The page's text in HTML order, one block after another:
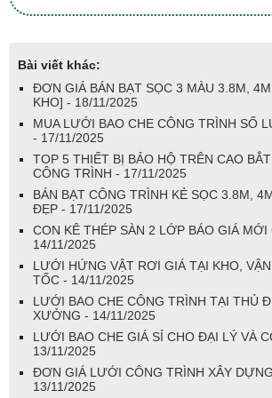
Bài viết khác:
ĐƠN GIÁ BÁN BẠT SỌC 3 MÀU 3.8M,
KHO] - 18/11/2025
MUA LƯỚI BAO CHE CÔNG TRÌNH SỐ
- 17/11/2025
TOP 5 THIẾT BỊ BẢO HỘ TRÊN CAO
CÔNG TRÌNH - 17/11/2025
BÁN BẠT CÔNG TRÌNH KẺ SỌC 3.8M,
ĐẸP - 17/11/2025
CON KÊ THÉP SÀN 2 LỚP BÁO GIÁ MỚI
14/11/2025
LƯỚI HỨNG VẬT RƠI GIÁ TẠI KHO,
TỐC - 14/11/2025
LƯỚI BAO CHE CÔNG TRÌNH TẠI THỦ
XƯỞNG - 14/11/2025
LƯỚI BAO CHE GIÁ SỈ CHO ĐẠI LÝ VÀ
13/11/2025
ĐƠN GIÁ LƯỚI CÔNG TRÌNH XÂY
13/11/2025